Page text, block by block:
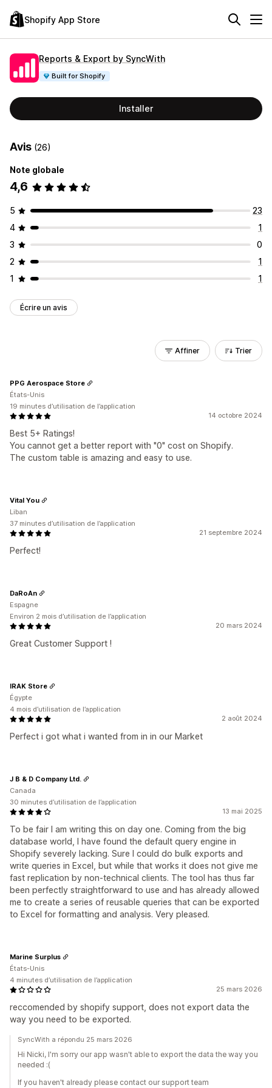
Shopify App Store
Reports & Export by SyncWith
Built for Shopify
Installer
Avis (26)
Note globale
4,6
5
23
4
1
3
0
2
1
1
1
Écrire un avis
Affiner Trier
14 octobre 2024
Best 5+ Ratings!
You cannot get a better report with "0" cost on Shopify.
The custom table is amazing and easy to use.
PPG Aerospace Store
États-Unis
19 minutes d’utilisation de l’application
21 septembre 2024
Perfect!
Vital You
Liban
37 minutes d’utilisation de l’application
20 mars 2024
Great Customer Support !
DaRoAn
Espagne
Environ 2 mois d’utilisation de l’application
2 août 2024
Perfect i got what i wanted from in in our Market
IRAK Store
Égypte
4 mois d’utilisation de l’application
13 mai 2025
To be fair I am writing this on day one. Coming from the big
database world, I have found the default query engine in
Shopify severely lacking. Sure I could do bulk exports and
write queries in Excel, but while that works it does not give me
fast replication by non-technical clients. The tool has thus far
been perfectly straightforward to use and has already allowed
me to create a series of reusable queries that can be exported
to Excel for formatting and analysis. Very pleased.
J B & D Company Ltd.
Canada
30 minutes d’utilisation de l’application
25 mars 2026
reccomended by shopify support, does not export data the
way you need to be exported.
Marine Surplus
États-Unis
4 minutes d’utilisation de l’application
SyncWith a répondu 25 mars 2026
Hi Nicki, I'm sorry our app wasn't able to export the data the way you
needed :(
If you haven't already please contact our support team